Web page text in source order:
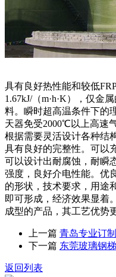
具有良好热性能和较低
1.67kJ/（m·h·K），仅金
料。瞬时超高温条件下的
天器免受2000℃以上高速
根据需要灵活设计各种结
具有良好的完整性。可以
可以设计出耐腐蚀，耐瞬
强度，良好介电性能。优
的形状，技术要求，用途
即可形成，经济效果显着
成型的产品，其工艺优势
上一篇 青岛专业订
下一篇 东莞玻璃钢
返回列表